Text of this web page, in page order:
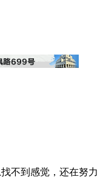
不到感觉，还在努力